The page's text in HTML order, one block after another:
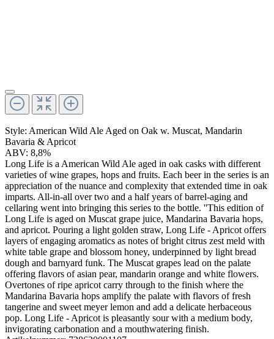
Style: American Wild Ale Aged on Oak w. Muscat, Mandarin
Bavaria & Apricot
ABV: 8,8%
Long Life is a American Wild Ale aged in oak casks with different
varieties of wine grapes, hops and fruits. Each beer in the series is an
appreciation of the nuance and complexity that extended time in oak
imparts. All-in-all over two and a half years of barrel-aging and
cellaring went into bringing this series to the bottle. ''This edition of
Long Life is aged on Muscat grape juice, Mandarina Bavaria hops,
and apricot. Pouring a light golden straw, Long Life - Apricot offers
layers of engaging aromatics as notes of bright citrus zest meld with
white table grape and blossom honey, underpinned by light bread
dough and barnyard funk. The Muscat grapes lead on the palate
offering flavors of asian pear, mandarin orange and white flowers.
Overtones of ripe apricot carry through to the finish where the
Mandarina Bavaria hops amplify the palate with flavors of fresh
tangerine and sweet meyer lemon and add a delicate herbaceous
pop. Long Life - Apricot is pleasantly sour with a medium body,
invigorating carbonation and a mouthwatering finish.